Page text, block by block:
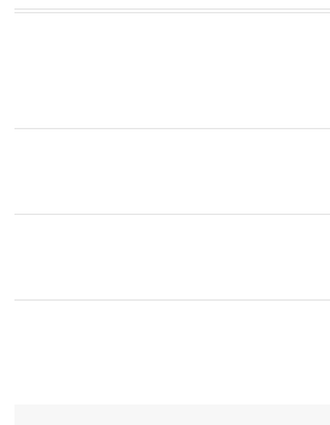
من الفنون الهندسية التي ارتبطت
بلاد الشام ومصر خاصة، حيث يحرص
وخاصة في الواجهات